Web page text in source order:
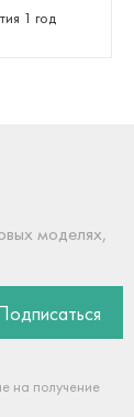
1 год
моделях,
на получение